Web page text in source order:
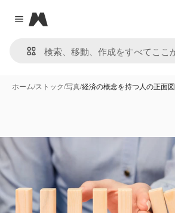
Close menu
Magnific
ホーム/ストック/写真/経済の概念を持つ人の正面図